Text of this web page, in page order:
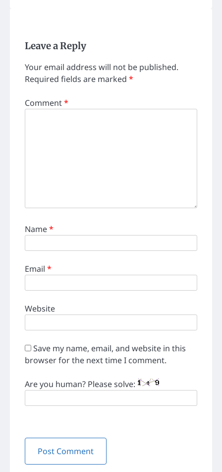
Leave a Reply
Your email address will not be published.
Required fields are marked *
Comment*
Name*
Email *
Website
Save my name, email, and website in this
browser for the next time I comment.
Are you human? Please solve: